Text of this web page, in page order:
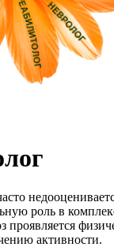
роль в
проявляется
активности.